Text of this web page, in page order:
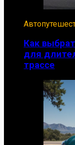
Как
для
трассе